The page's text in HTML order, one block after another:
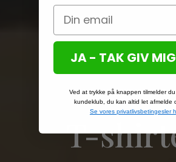
T-
JA - TAK GIV
Ved at trykke på knappen tilmelder
kundeklub, du kan altid let afmelde
Se vores privatlivsbetingesler